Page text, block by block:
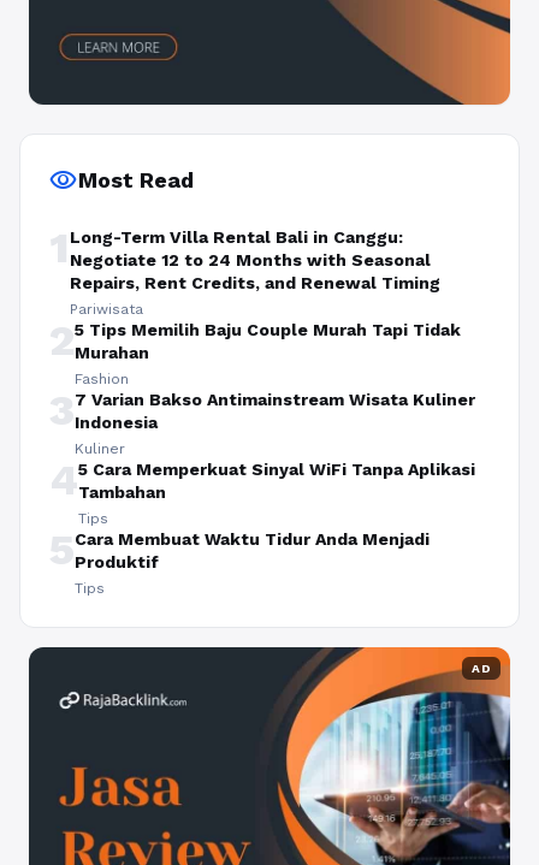
visibilityMost Read
1 Long-Term Villa Rental Bali in Canggu:
Negotiate 12 to 24 Months with Seasonal
Repairs, Rent Credits, and Renewal Timing
Pariwisata
25 Tips Memilih Baju Couple Murah Tapi Tidak
Murahan
Fashion
37 Varian Bakso Antimainstream Wisata Kuliner
Indonesia
Kuliner
45 Cara Memperkuat Sinyal WiFi Tanpa Aplikasi
Tambahan
Tips
5Cara Membuat Waktu Tidur Anda Menjadi
Produktif
Tips
AD